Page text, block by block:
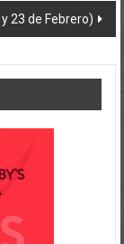
23 de Febrero)